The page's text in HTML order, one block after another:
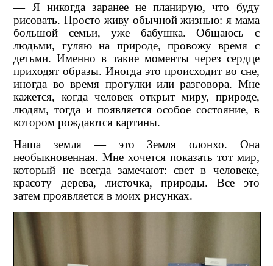
— Я никогда заранее не планирую, что буду
рисовать. Просто живу обычной жизнью: я мама
большой семьи, уже бабушка. Общаюсь с
людьми, гуляю на природе, провожу время с
детьми. Именно в такие моменты через сердце
приходят образы. Иногда это происходит во сне,
иногда во время прогулки или разговора. Мне
кажется, когда человек открыт миру, природе,
людям, тогда и появляется особое состояние, в
котором рождаются картины.
Наша земля — это Земля олонхо. Она
необыкновенная. Мне хочется показать тот мир,
который не всегда замечают: свет в человеке,
красоту дерева, листочка, природы. Все это
затем проявляется в моих рисунках.